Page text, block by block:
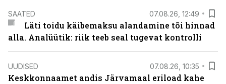
SAATED 07.08.26, 12:49
Läti toidu käibemaksu alandamine tõi hinnad
alla. Analüütik: riik teeb seal tugevat kontrolli
UUDISED 07.08.26, 10:35
Keskkonnaamet andis Järvamaal eriload kahe